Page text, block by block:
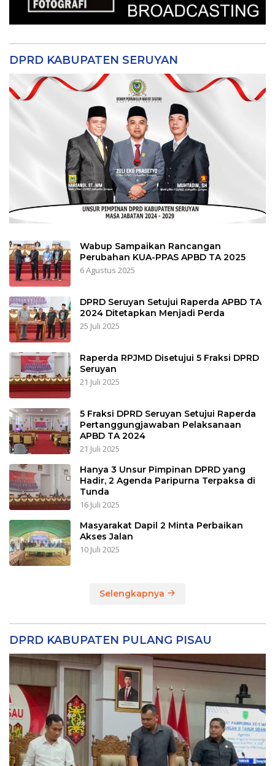
DPRD KABUPATEN SERUYAN
Wabup Sampaikan Rancangan
Perubahan KUA-PPAS APBD TA 2025
6 Agustus 2025
DPRD Seruyan Setujui Raperda APBD TA
2024 Ditetapkan Menjadi Perda
25 Juli 2025
Raperda RPJMD Disetujui 5 Fraksi DPRD
Seruyan
21 Juli 2025
5 Fraksi DPRD Seruyan Setujui Raperda
Pertanggungjawaban Pelaksanaan
APBD TA 2024
21 Juli 2025
Hanya 3 Unsur Pimpinan DPRD yang
Hadir, 2 Agenda Paripurna Terpaksa di
Tunda
16 Juli 2025
Masyarakat Dapil 2 Minta Perbaikan
Akses Jalan
10 Juli 2025
Selengkapnya
DPRD KABUPATEN PULANG PISAU